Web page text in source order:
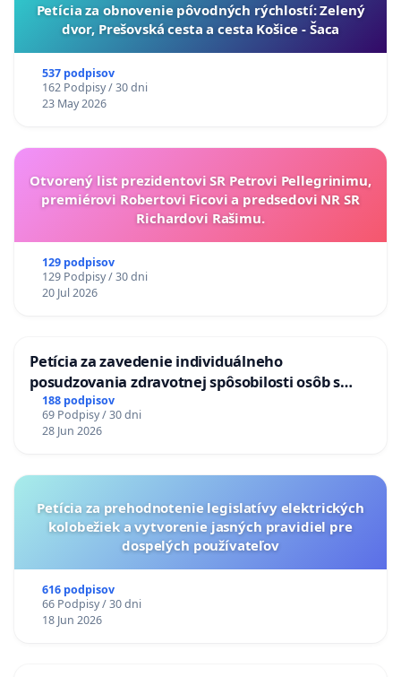
​Petícia za obnovenie pôvodných rýchlostí: Zelený
dvor, Prešovská cesta a cesta Košice - Šaca
537 podpisov
162 Podpisy / 30 dni
23 May 2026
Otvorený list prezidentovi SR Petrovi Pellegrinimu,
premiérovi Robertovi Ficovi a predsedovi NR SR
Richardovi Rašimu.
129 podpisov
129 Podpisy / 30 dni
20 Jul 2026
Petícia za zavedenie individuálneho
posudzovania zdravotnej spôsobilosti osôb s
diabetom 1. a 2. typu pri prijímaní do
Policajného zboru SR
188 podpisov
69 Podpisy / 30 dni
28 Jun 2026
Petícia za prehodnotenie legislatívy elektrických
kolobežiek a vytvorenie jasných pravidiel pre
dospelých používateľov
616 podpisov
66 Podpisy / 30 dni
18 Jun 2026